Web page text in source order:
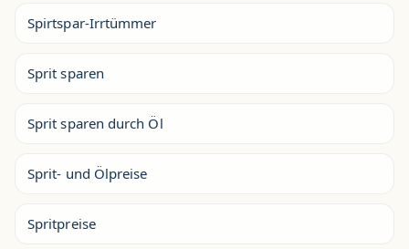
Spirtspar-Irrtümmer
Sprit sparen
Sprit sparen durch Öl
Sprit- und Ölpreise
Spritpreise